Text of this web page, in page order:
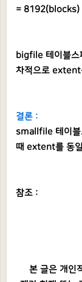
=
bigfile 테이블스
차적으로 extent
결론 :
smallfile 테이블
때 extent를 동
참조 :
본 글은 개인